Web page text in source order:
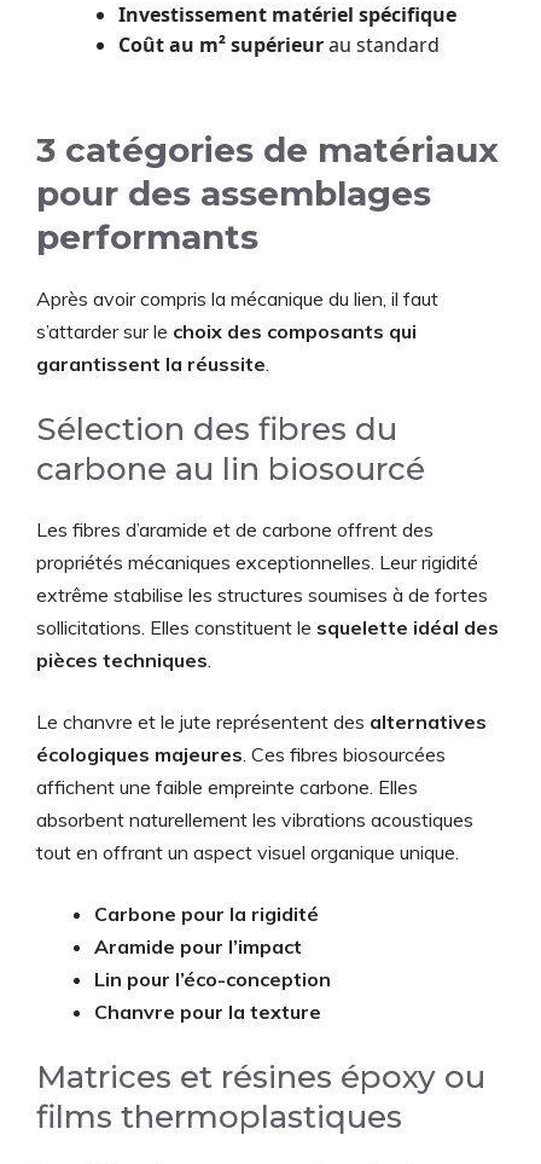
Investissement matériel spécifique
Coût au m² supérieurau standard
3 catégories de matériaux
pour des assemblages
performants
Après avoir compris la mécanique du lien, il faut
s’attarder sur le choix des composants qui
garantissent la réussite.
Sélection des fibres du
carbone au lin biosourcé
Les fibres d’aramide et de carbone offrent des
propriétés mécaniques exceptionnelles. Leur rigidité
extrême stabilise les structures soumises à de fortes
sollicitations. Elles constituent le squelette idéal des
pièces techniques.
Le chanvre et le jute représentent des alternatives
écologiques majeures. Ces fibres biosourcées
affichent une faible empreinte carbone. Elles
absorbent naturellement les vibrations acoustiques
tout en offrant un aspect visuel organique unique.
Carbone pour la rigidité
Aramide pour l’impact
Lin pour l’éco-conception
Chanvre pour la texture
Matrices et résines époxy ou
films thermoplastiques